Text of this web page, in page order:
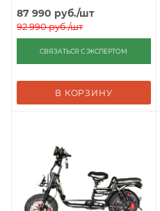
87 990 руб./шт
92 990руб./шт
СВЯЗАТЬСЯ С ЭКСПЕРТОМ
В КОРЗИНУ